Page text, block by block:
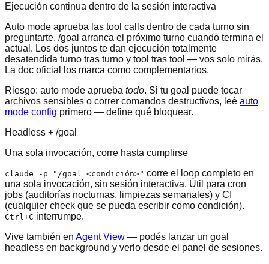
Ejecución continua dentro de la sesión interactiva
Auto mode aprueba las tool calls dentro de cada turno sin
preguntarte. /goal arranca el próximo turno cuando termina el
actual. Los dos juntos te dan ejecución totalmente
desatendida turno tras turno y tool tras tool — vos solo mirás.
La doc oficial los marca como complementarios.
Riesgo: auto mode aprueba todo. Si tu goal puede tocar
archivos sensibles o correr comandos destructivos, leé auto
mode config primero — define qué bloquear.
Headless + /goal
Una sola invocación, corre hasta cumplirse
claude -p "/goal <condición>" corre el loop completo en
una sola invocación, sin sesión interactiva. Útil para cron
jobs (auditorías nocturnas, limpiezas semanales) y CI
(cualquier check que se pueda escribir como condición).
Ctrl+C interrumpe.
Vive también en Agent View — podés lanzar un goal
headless en background y verlo desde el panel de sesiones.